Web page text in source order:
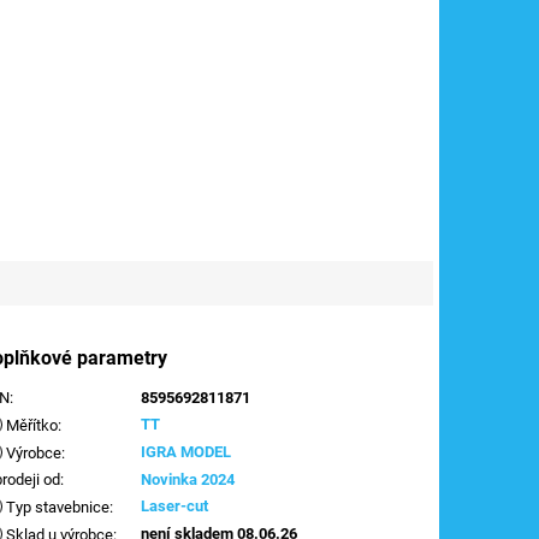
parametry
: 8595692811871
Měřítko: TT
Výrobce:
IGRA MODEL
od: Novinka 2024
Typ stavebnice: Laser-cut
Sklad u výrobce: není skladem 08.06.26